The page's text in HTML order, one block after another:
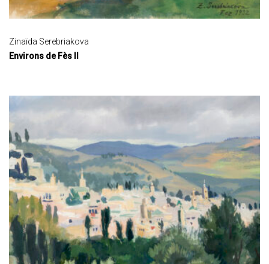
Zinaïda Serebriakova
Environs de Fès II